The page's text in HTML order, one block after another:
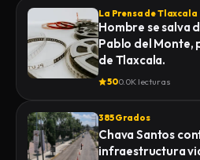
La Prensa de Tlaxcala
Hombre se salva
Pablo del Monte,
de Tlaxcala.
500.0K lecturas
385 Grados
Chava Santos
infraestructura